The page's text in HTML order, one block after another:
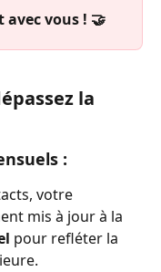
vous ! 🤝
la
:
votre
mis à jour à la
pour refléter la